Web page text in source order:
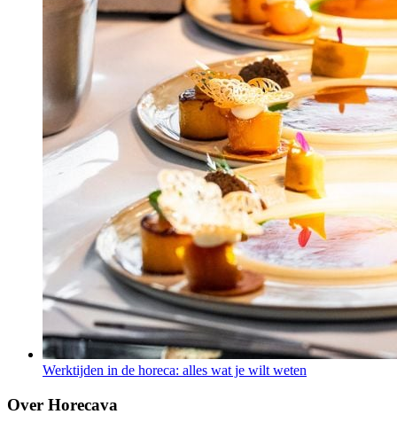
Werktijden in de horeca: alles wat je wilt weten
Over Horecava